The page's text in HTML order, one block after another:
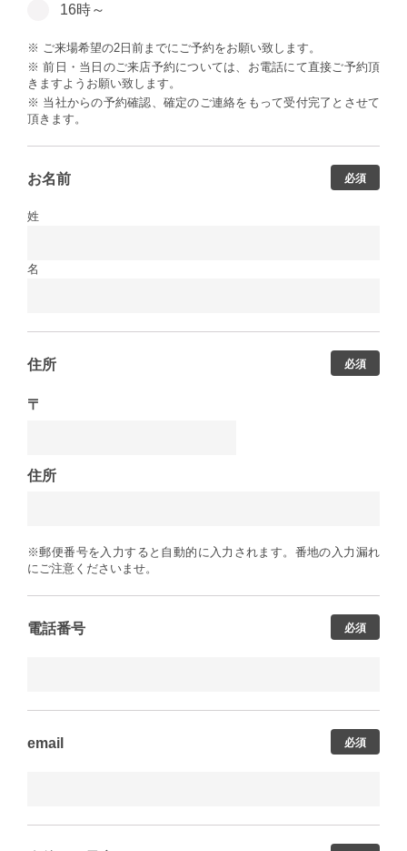
16時～
※ ご来場希望の2日前までにご予約をお願い致します。
※ 前日・当日のご来店予約については、お電話にて直接ご予約頂
きますようお願い致します。
※ 当社からの予約確認、確定のご連絡をもって受付完了とさせて
頂きます。
お名前 必須
姓
名
住所 必須
〒
住所
※郵便番号を入力すると自動的に入力されます。番地の入力漏れ
にご注意くださいませ。
電話番号 必須
email 必須